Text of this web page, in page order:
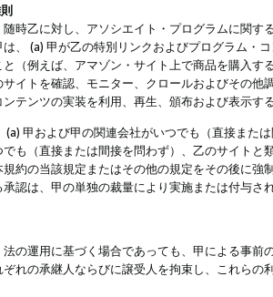
随時乙に対し、アソシエイト・プログラムに関す
は、 (a) 甲が乙の特別リンクおよびプログラム・
と（例えば、アマゾン・サイト上で商品を購入す
サイトを確認、モニター、クロールおよびその他
ンテンツの実装を利用、再生、頒布および表示す
(a) 甲および甲の関連会社がいつでも（直接また
でも（直接または間接を問わず）、乙のサイトと
規約の当該規定またはその他の規定をその後に
承認は、甲の単独の裁量により実施または付与
法の運用に基づく場合であっても、甲による事前
ぞれの承継人ならびに譲受人を拘束し、これらの